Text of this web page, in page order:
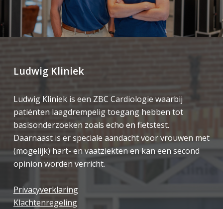
Ludwig Kliniek
Ludwig Kliniek is een ZBC Cardiologie waarbij
patiënten laagdrempelig toegang hebben tot
basisonderzoeken zoals echo en fietstest.
Daarnaast is er speciale aandacht voor vrouwen met
(mogelijk) hart- en vaatziekten en kan een second
opinion worden verricht.
Privacyverklaring
Klachtenregeling